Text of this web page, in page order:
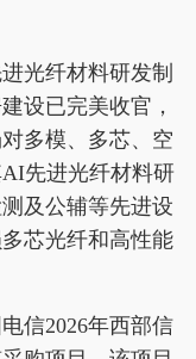
光纤材料研发制
设已完美收官，
多模、多芯、空
先进光纤材料研
及公辅等先进设
芯光纤和高性能
信2026年西部信